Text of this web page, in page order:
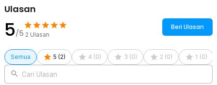
Ulasan
5/5 2 Ulasan
Beri Ulasan
Semua 5 (2) 4 (0) 3 (0) 2 (0) 1 (0)
Cari Ulasan